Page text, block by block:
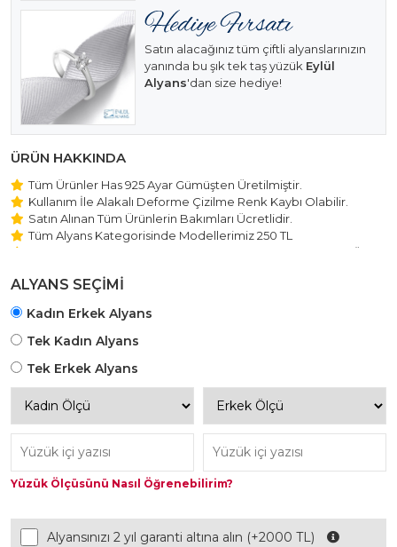
Satın alacağınız tüm çiftli alyanslarınızın
yanında bu şık tek taş yüzük Eylül
Alyans'dan size hediye!
ÜRÜN HAKKINDA
Tüm Ürünler Has 925 Ayar Gümüşten Üretilmiştir.
Kullanım İle Alakalı Deforme Çizilme Renk Kaybı Olabilir.
Satın Alınan Tüm Ürünlerin Bakımları Ücretlidir.
Tüm Alyans Kategorisinde Modellerimiz 250 TL
Beştaş Tektaş Kolye ve Bileklik Modellerimiz 150 TL Sabit Ücret
ALYANS SEÇİMİ
Kadın Erkek Alyans
Tek Kadın Alyans
Tek Erkek Alyans
Yüzük Ölçüsünü Nasıl Öğrenebilirim?
Alyansınızı 2 yıl garanti altına alın (+2000 TL)